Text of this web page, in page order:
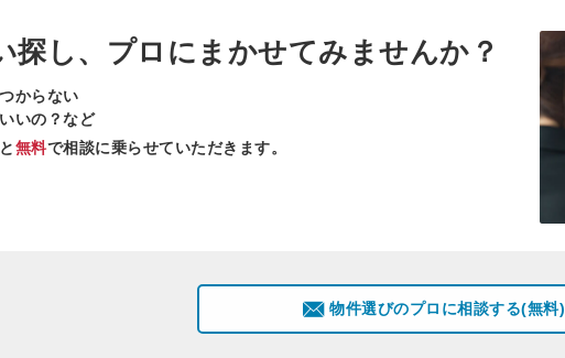
探し、 プロ にまかせてみませんか？
からない
いの？など
無料で相談に乗らせていただきます。
物件選びのプロに相談する(無料)